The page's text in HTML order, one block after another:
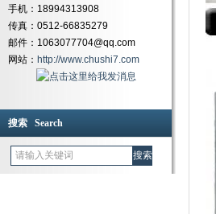
手机：18994313908
传真：0512-66835279
邮件：1063077704@qq.com
网站： http://www.chushi7.com
搜索 Search